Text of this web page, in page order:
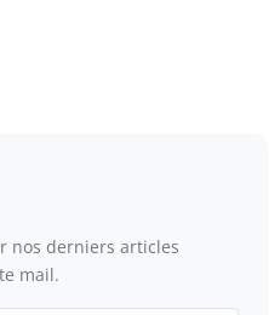
nos derniers articles
mail.